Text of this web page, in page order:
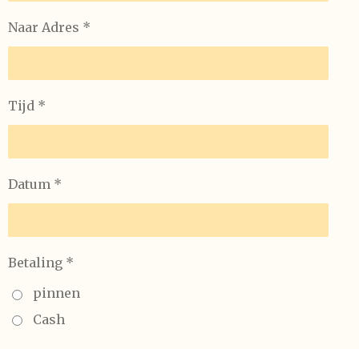
Naar Adres *
Tijd *
Datum *
Betaling *
pinnen
Cash